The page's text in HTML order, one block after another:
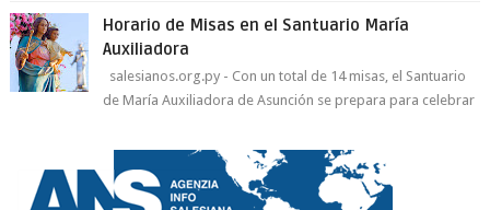
Horario de Misas en el Santuario María
Auxiliadora
salesianos.org.py - Con un total de 14 misas, el Santuario
de María Auxiliadora de Asunción se prepara para celebrar